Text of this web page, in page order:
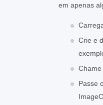
em apenas
Crie e
Passe